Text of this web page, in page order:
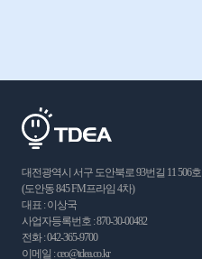
대전광역시 서구 도안북로 93번길 11 506호
(도안동 845 FM프라임 4차)
대표 : 이상국
사업자등록번호 : 870-30-00482
전화 : 042-365-9700
이메일 : ceo@tdea.co.kr